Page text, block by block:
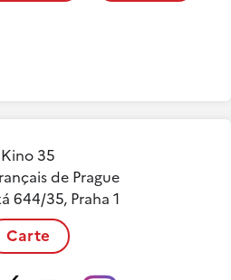
Kino 35
de Prague
644/35, Praha 1
Carte